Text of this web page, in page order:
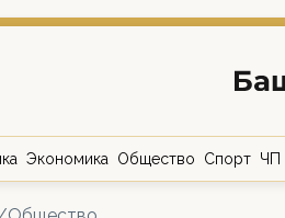
Экономика Общество Спорт ЧП